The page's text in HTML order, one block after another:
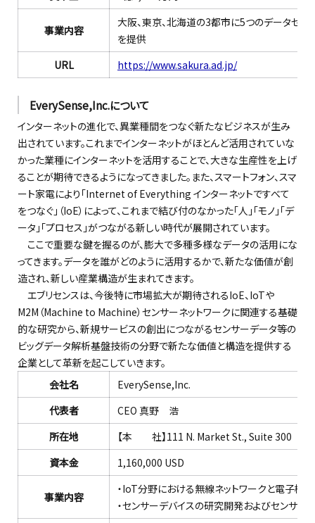
事業内容
大阪、東京、北海道の3都市に5つのデータセン
を提供
URL
https://www.sakura.ad.jp/
EverySense,Inc.について
インターネットの進化で、異業種間をつなぐ新たなビジネスが生み
出されています。これまでインターネットがほとんど活用されていな
かった業種にインターネットを活用することで、大きな生産性を上げ
ることが期待できるようになってきました。また、スマートフォン、スマ
ート家電により「Internet of Everything インターネットですべて
をつなぐ」（IoE）によって、これまで結び付のなかった「人」「モノ」「デ
ータ」「プロセス」がつながる新しい時代が展開されています。
ここで重要な鍵を握るのが、膨大で多種多様なデータの活用にな
ってきます。データを誰がどのように活用するかで、新たな価値が創
造され、新しい産業構造が生まれてきます。
エブリセンスは、今後特に市場拡大が期待されるIoE、IoTや
M2M（Machine to Machine）センサーネットワークに関連する基礎
的な研究から、新規サービスの創出につながるセンサーデータ等の
ビッグデータ解析基盤技術の分野で新たな価値と構造を提供する
企業として革新を起こしていきます。
会社名
EverySense,Inc.
代表者
CEO 真野 浩
所在地
【本 社】111 N. Market St., Suite 300
資本金
1,160,000 USD
事業内容
・IoT分野における無線ネットワークと電子機
・センサーデバイスの研究開発およびセンサ